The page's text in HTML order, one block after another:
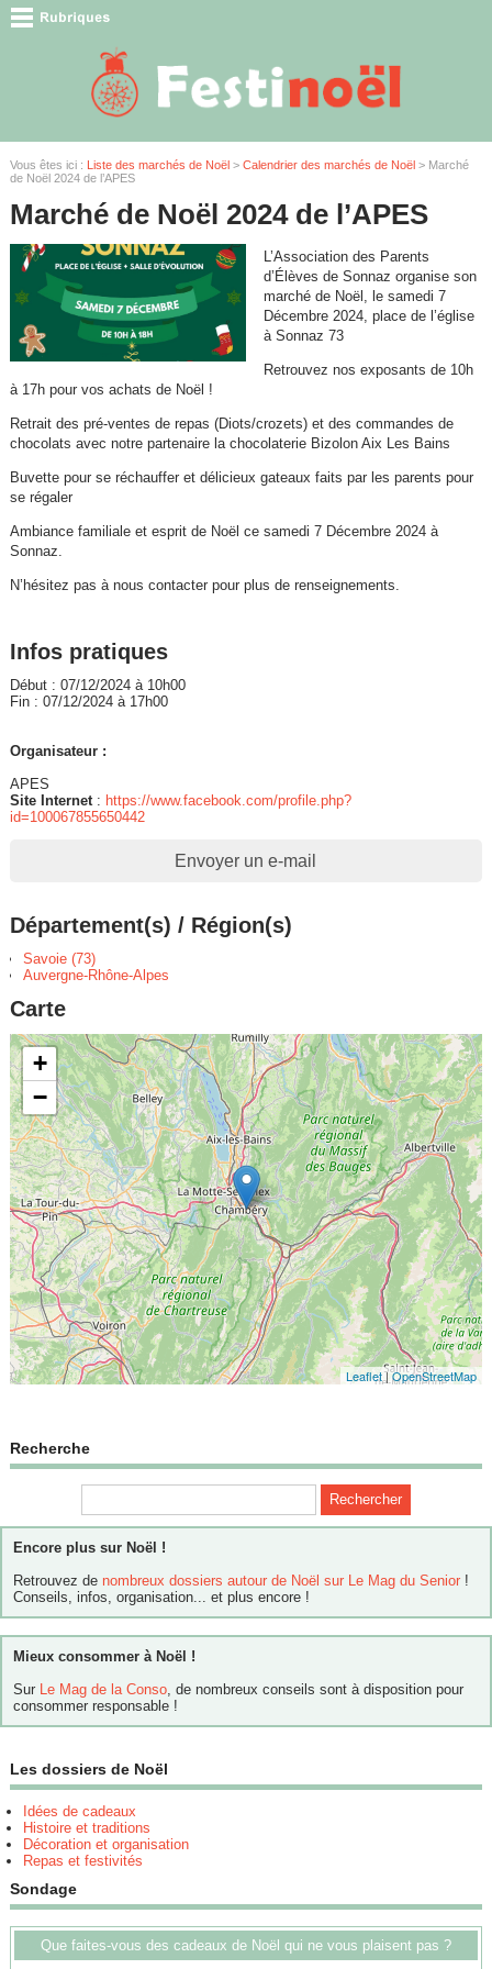
Vous êtes ici : Liste des marchés de Noël> Calendrier des marchés de Noël> Marché
de Noël 2024 de l’APES
Marché de Noël 2024 de l’APES
L’Association des Parents
d’Élèves de Sonnaz organise son
marché de Noël, le samedi 7
Décembre 2024, place de l’église
à Sonnaz 73
Retrouvez nos exposants de 10h
à 17h pour vos achats de Noël !
Retrait des pré-ventes de repas (Diots/crozets) et des commandes de
chocolats avec notre partenaire la chocolaterie Bizolon Aix Les Bains
Buvette pour se réchauffer et délicieux gateaux faits par les parents pour
se régaler
Ambiance familiale et esprit de Noël ce samedi 7 Décembre 2024 à
Sonnaz.
N’hésitez pas à nous contacter pour plus de renseignements.
Infos pratiques
Début : 07/12/2024 à 10h00
Fin : 07/12/2024 à 17h00
Organisateur :
APES
Site Internet: https://www.facebook.com/profile.php?
id=100067855650442
Envoyer un e-mail
Département(s) / Région(s)
Savoie (73)
Auvergne-Rhône-Alpes
Carte
+
−
Leaflet|OpenStreetMap
Recherche
Encore plus sur Noël !
Retrouvez de nombreux dossiers autour de Noël sur Le Mag du Senior !
Conseils, infos, organisation... et plus encore !
Mieux consommer à Noël !
Sur
Le Mag de la Conso , de nombreux conseils sont à disposition pour
consommer responsable !
Les dossiers de Noël
Idées de cadeaux
Histoire et traditions
Décoration et organisation
Repas et festivités
Sondage
Que faites-vous des cadeaux de Noël qui ne vous plaisent pas ?